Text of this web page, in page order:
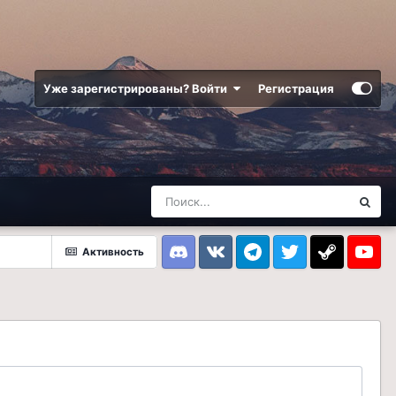
Уже зарегистрированы? Войти Регистрация
Активность
DiscordVK TelegramTwitter Steam